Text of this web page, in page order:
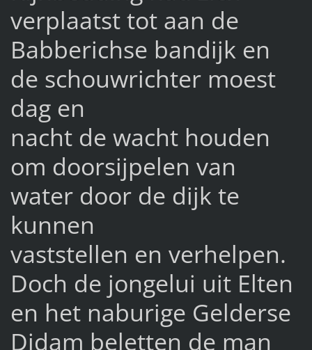
verplaatst tot aan de
Babberichse bandijk en
de schouwrichter moest
dag en
nacht de wacht houden
om doorsijpelen van
water door de dijk te
kunnen
vaststellen en verhelpen.
Doch de jongelui uit Elten
en het naburige Gelderse
Didam beletten de man